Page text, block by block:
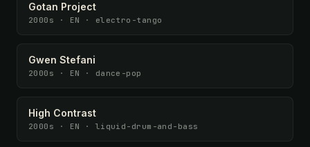
Gotan Project
2000s · EN · electro-tango
Gwen Stefani
2000s · EN · dance-pop
High Contrast
2000s · EN · liquid-drum-and-bass